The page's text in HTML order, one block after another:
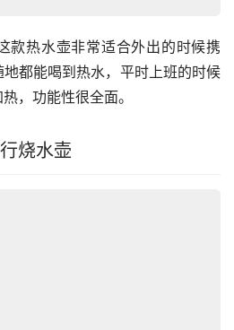
热水壶非常适合外出的时候携
都能喝到热水，平时上班的时候
，功能性很全面。
烧水壶